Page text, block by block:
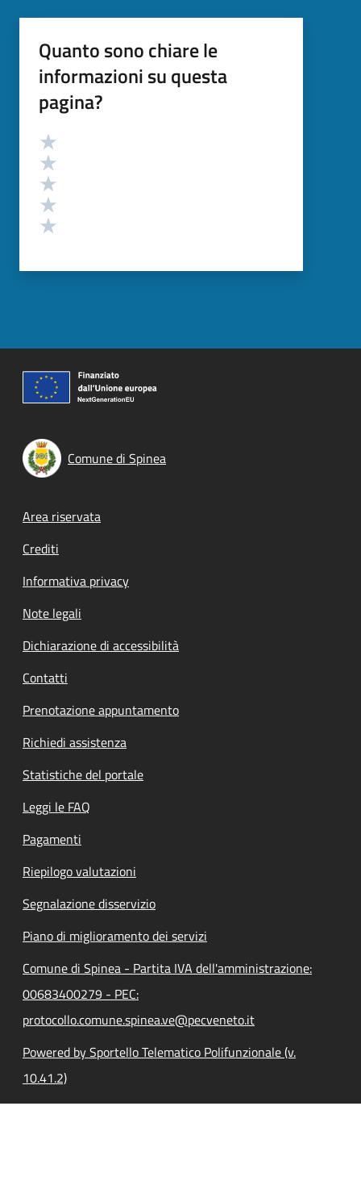
Quanto sono chiare le
informazioni su questa
pagina?
Valutazione
Comune di Spinea
Footer menu
Area riservata
Crediti
Informativa privacy
Note legali
Dichiarazione di accessibilità
Contatti
Prenotazione appuntamento
Richiedi assistenza
Statistiche del portale
Leggi le FAQ
Pagamenti
Riepilogo valutazioni
Segnalazione disservizio
Piano di miglioramento dei servizi
Comune di Spinea - Partita IVA dell'amministrazione:
00683400279 - PEC:
protocollo.comune.spinea.ve@pecveneto.it
Powered by Sportello Telematico Polifunzionale (v.
10.41.2)